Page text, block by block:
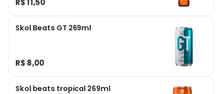
R$ 11,50
Skol Beats GT 269ml
R$ 8,00
Skol beats tropical 269ml